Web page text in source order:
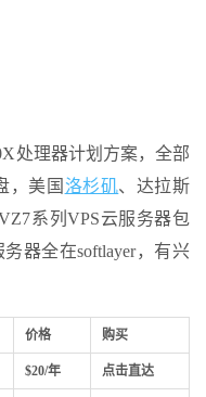
处理器计划方案，全部
，美国 洛杉矶、达拉斯
系列VPS云服务器包
器全在softlayer，有兴
价格 购买
$20/年 点击直达